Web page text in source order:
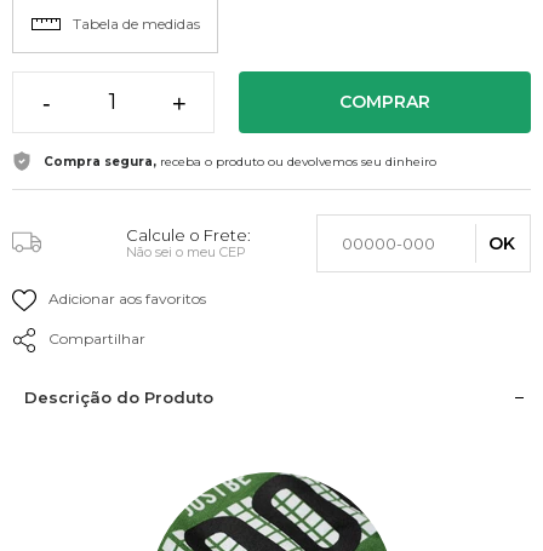
Tabela de medidas
- + COMPRAR
Compra segura, receba o produto ou devolvemos seu dinheiro
Calcule o Frete:
Não sei o meu CEP OK
Adicionar aos favoritos
Compartilhar
Descrição do Produto